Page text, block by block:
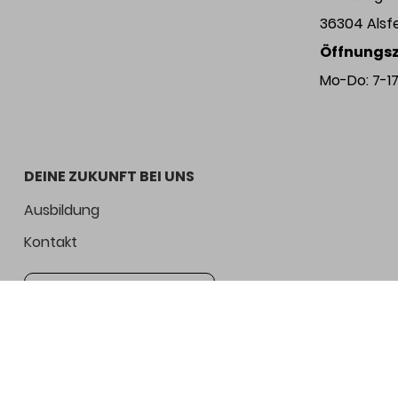
36304
Mo-Do: 7-
DEINE ZUKUNFT BEI UNS
Ausbildung
Kontakt